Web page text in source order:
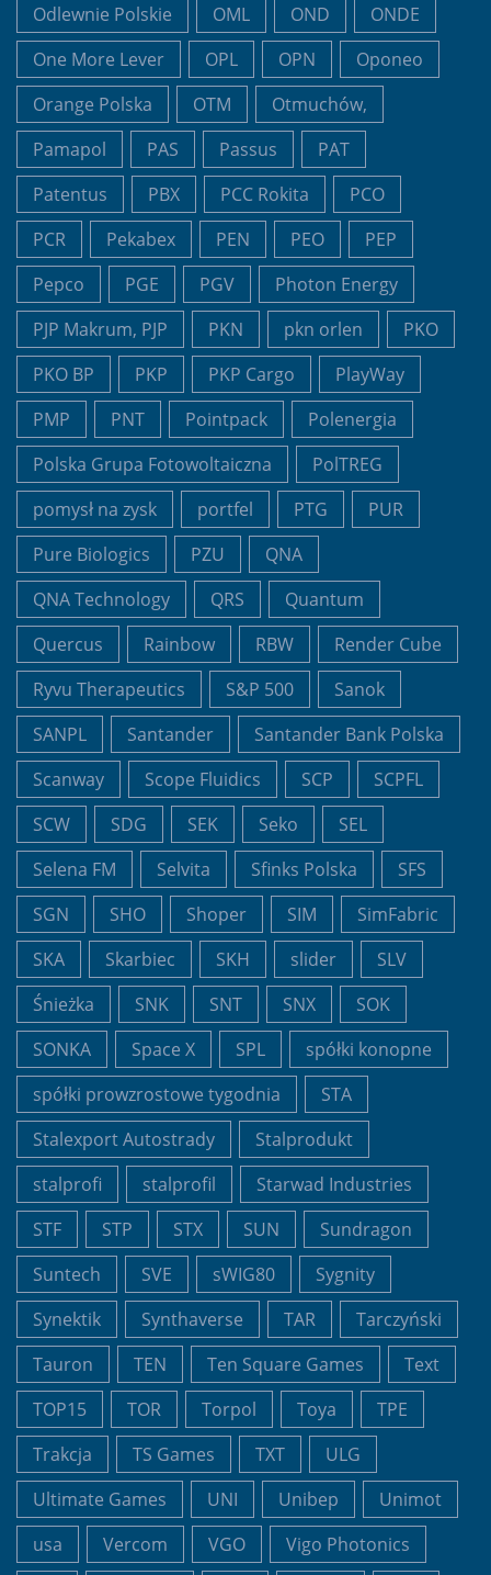
Odlewnie Polskie
OML OND
ONDE
One More Lever
OPL OPN
Oponeo
Orange Polska
OTM
Otmuchów,
Pamapol
PAS Passus
PAT
Patentus
PBX PCC Rokita
PCO
PCR
Pekabex PEN PEO
PEP
Pepco
PGE PGV
Photon Energy
PJP Makrum, PJP
PKN pkn orlen
PKO
PKO BP
PKP PKP Cargo
PlayWay
PMP
PNT Pointpack
Polenergia
Polska Grupa Fotowoltaiczna
PolTREG
pomysł na zysk
portfel PTG
PUR
Pure Biologics
PZU
QNA
QNA Technology
QRS
Quantum
Quercus
Rainbow RBW
Render Cube
Ryvu Therapeutics
S&P 500
Sanok
SANPL
Santander
Santander Bank Polska
Scanway
Scope Fluidics SCP
SCPFL
SCW
SDG SEK Seko
SEL
Selena FM
Selvita Sfinks Polska
SFS
SGN
SHO Shoper SIM
SimFabric
SKA
Skarbiec SKH slider
SLV
Śnieżka
SNK SNT SNX
SOK
SONKA
Space X SPL
spółki konopne
spółki prowzrostowe tygodnia
STA
Stalexport Autostrady
Stalprodukt
stalprofi
stalprofil
Starwad Industries
STF
STP STX SUN
Sundragon
Suntech
SVE sWIG80
Sygnity
Synektik
Synthaverse TAR
Tarczyński
Tauron
TEN Ten Square Games
Text
TOP15
TOR Torpol Toya
TPE
Trakcja
TS Games TXT
ULG
Ultimate Games
UNI Unibep
Unimot
usa
Vercom VGO
Vigo Photonics